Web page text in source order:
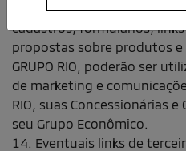
autorizado no momento do
cadastros, formulários,
propostas sobre produtos
GRUPO RIO, poderão ser
de marketing e
RIO, suas Concessionárias
seu Grupo Econômico.
14. Eventuais links de